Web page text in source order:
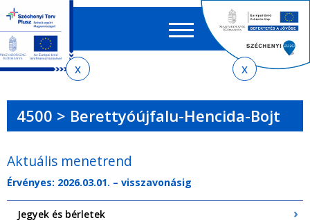
menetrendkeresőhöz
almenühöz
tartalomra
oldaltérképre
EN HU
űrlap
4500 > Berettyóújfalu-Hencida-Bojt
Aktuális menetrend
Érvényes: 2026.03.01. – visszavonásig
Jegyek és bérletek